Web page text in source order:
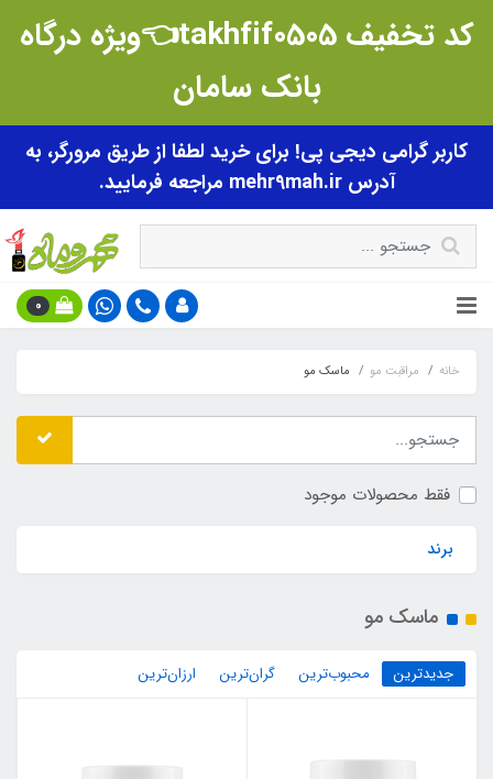
کد تخفیف takhfif0505👈ویژه درگاه
بانک سامان
کاربر گرامی دیجی پی! برای خرید لطفا از طریق مرورگر، به
آدرس mehr9mah.ir مراجعه فرمایید.
0
خانه مراقبت مو ماسک مو
فقط محصولات موجود
برند
ماسک مو
جدیدترین محبوب‌ترین گران‌ترین ارزان‌ترین